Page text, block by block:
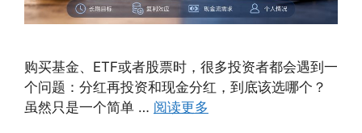
购买基金、ETF或者股票时，很多投资者都会遇到一
个问题：分红再投资和现金分红，到底该选哪个？
虽然只是一个简单 … 阅读更多